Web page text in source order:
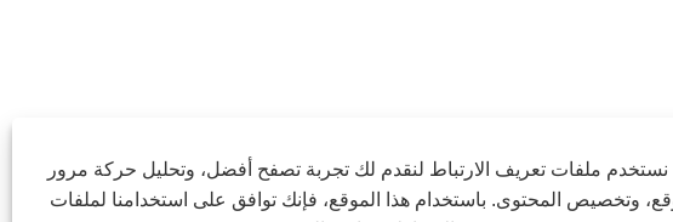
ملفات تعريف الارتباط لنقدم لك تجربة تصفح أفضل، وتحليل حركة مرور
وتخصيص المحتوى. باستخدام هذا الموقع، فإنك توافق على استخدامنا لملفات